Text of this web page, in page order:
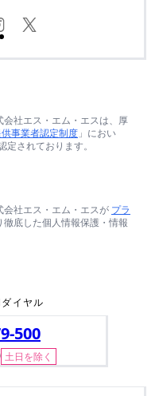
社エス・エム・エスは、厚
事業者認定制度 」におい
されております。
社エス・エム・エスが プラ
徹底した個人情報保護・情報
イヤル
500
土日を除く